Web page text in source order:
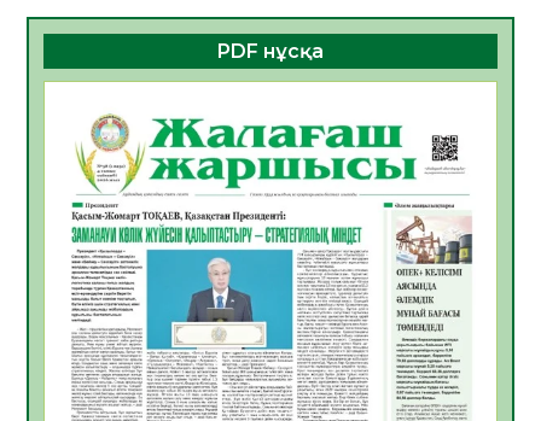
06.08.2026
30 0
ҚҰРЫЛТАЙ САЙЛАУЫ – БОЛАШАҚҚА
БАСТАР ЖАУАПТЫ ТАҢДАУ
06.08.2026
Инфекциялық ауруларға қарсы иммундау
жұмыстарының тиімділігі
06.08.2026
33
Көкжөтел ауруы туралы
06.08.2026
30
АПВ вакцинасы туралы мәлімет
06.08.2026
31
PDF нұсқа